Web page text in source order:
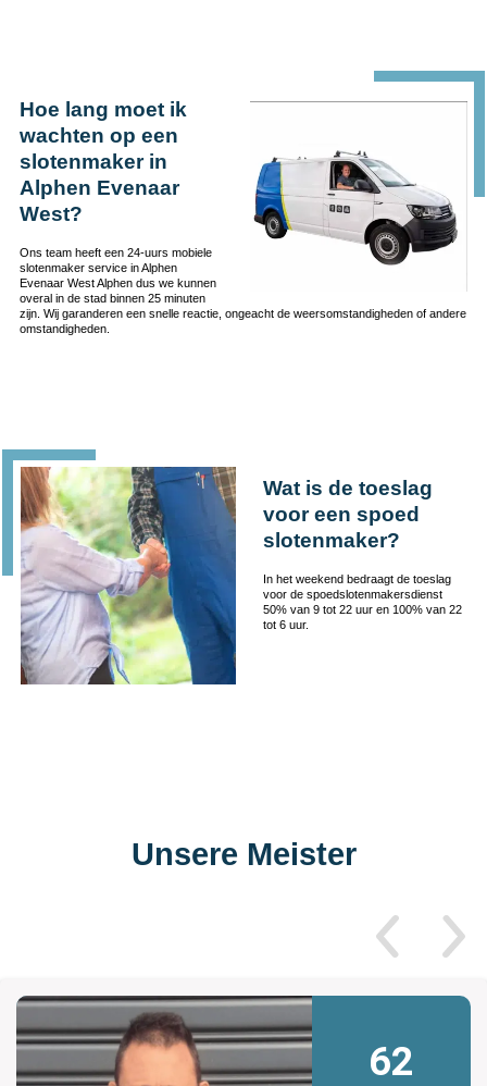
Hoe lang moet ik
wachten op een
slotenmaker in
Alphen Evenaar
West?
Ons team heeft een 24-uurs mobiele
slotenmaker service in Alphen
Evenaar West Alphen dus we kunnen
overal in de stad binnen 25 minuten
zijn. Wij garanderen een snelle reactie, ongeacht de weersomstandigheden of andere
omstandigheden.
Wat is de toeslag
voor een spoed
slotenmaker?
In het weekend bedraagt de toeslag
voor de spoedslotenmakersdienst
50% van 9 tot 22 uur en 100% van 22
tot 6 uur.
Unsere Meister
62